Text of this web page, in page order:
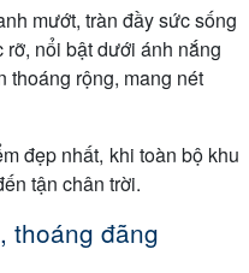
mướt, tràn đầy sức sống
rỡ, nổi bật dưới ánh nắng
thoáng rộng, mang nét
đẹp nhất, khi toàn bộ khu
tận chân trời.
thoáng đãng